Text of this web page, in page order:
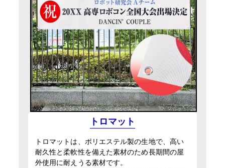
トロマット
トロマットは、ポリエステル製の生地で、高い
耐久性と柔軟性を備えた素材のため長期間の屋
外使用に耐えうる素材です。